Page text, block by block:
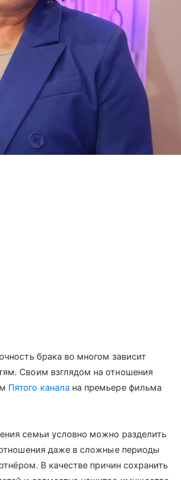
брака во многом зависит
Своим взглядом на отношения
Пятого канала на премьере фильма
семьи условно можно разделить
даже в сложные периоды
В качестве причин сохранить